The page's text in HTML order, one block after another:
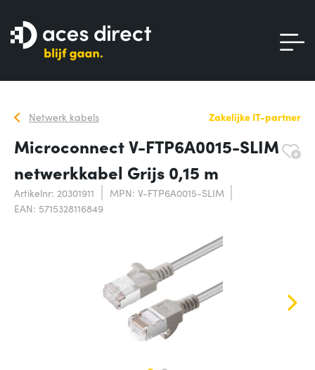
Netwerk kabels Zakelijke IT-partner
Microconnect V-FTP6A0015-SLIM
netwerkkabel Grijs 0,15 m
Artikelnr: 20301911
MPN: V-FTP6A0015-SLIM
EAN: 5715328116849